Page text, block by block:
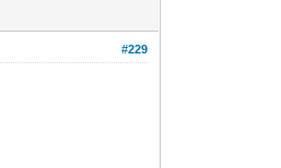
#229